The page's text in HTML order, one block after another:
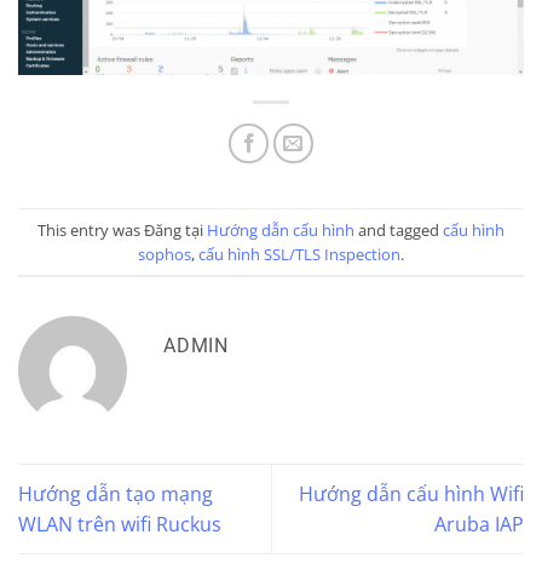
This entry was Đăng tại Hướng dẫn cấu hình and tagged cấu hình
sophos,cấu hình SSL/TLS Inspection.
ADMIN
Hướng dẫn tạo mạng
WLAN trên wifi Ruckus
Hướng dẫn cấu hình Wifi
Aruba IAP